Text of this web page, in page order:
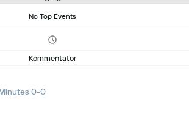
No Top Events
Kommentator
0-0